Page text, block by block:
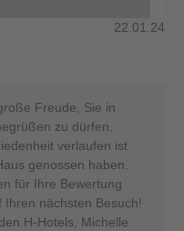
22.01.24
Freude, Sie in
zu dürfen.
verlaufen ist
genossen haben.
für Ihre Bewertung
nächsten Besuch!
H-Hotels, Michelle